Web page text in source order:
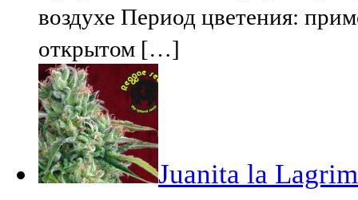
воздухе Период цветения:
открытом […]
Juanita la